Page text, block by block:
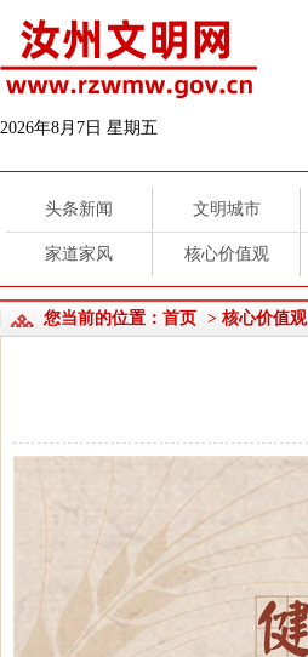
2026年8月7日 星期五
头条新闻 文明城市
家道家风 核心价值观
您当前的位置： 首页 > 核心价值观